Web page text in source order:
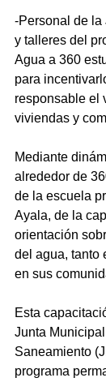
-Personal de la
y talleres del
Agua a 360
para
responsable el
viviendas y
Mediante
alrededor de
de la escuela
Ayala, de la
orientación
del agua, tanto
en sus
Esta
Junta
Saneamiento
programa